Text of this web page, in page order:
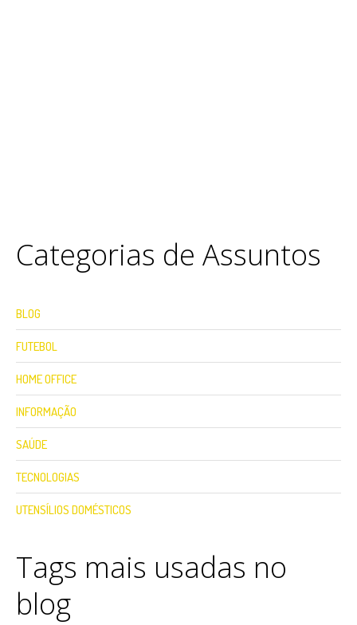
Categorias de Assuntos
BLOG
FUTEBOL
HOME OFFICE
INFORMAÇÃO
SAÚDE
TECNOLOGIAS
UTENSÍLIOS DOMÉSTICOS
Tags mais usadas no
blog